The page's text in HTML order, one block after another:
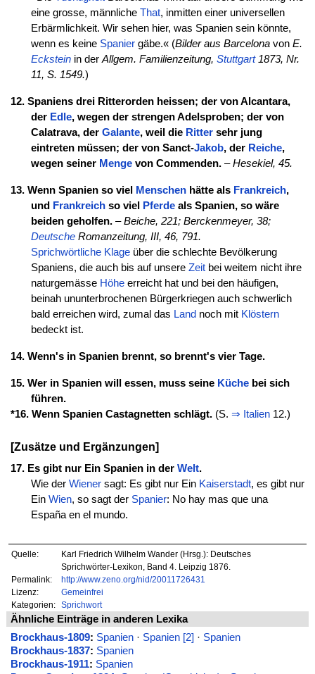
eine grosse, männliche That, inmitten einer universellen
Erbärmlichkeit. Wir sehen hier, was Spanien sein könnte,
wenn es keine Spaniergäbe.« (Bilder aus Barcelonavon E.
Ecksteinin derAllgem. Familienzeitung, Stuttgart1873, Nr.
11, S. 1549.)
12. Spaniens drei Ritterorden heissen; der von Alcantara,
der Edle, wegen der strengen Adelsproben; der von
Calatrava, der Galante, weil die Rittersehr jung
eintreten müssen; der von Sanct-Jakob, der Reiche,
wegen seiner Mengevon Commenden.–Hesekiel, 45.
13. Wenn Spanien so viel Menschenhätte als Frankreich,
und Frankreichso viel Pferdeals Spanien, so wäre
beiden geholfen.–Beiche, 221; Berckenmeyer, 38;
DeutscheRomanzeitung, III, 46, 791.
Sprichwörtliche Klageüber die schlechte Bevölkerung
Spaniens, die auch bis auf unsere Zeitbei weitem nicht ihre
naturgemässe Höheerreicht hat und bei den häufigen,
beinah ununterbrochenen Bürgerkriegen auch schwerlich
bald erreichen wird, zumal das Land noch mit Klöstern
bedeckt ist.
14. Wenn's in Spanien brennt, so brennt's vier Tage.
15. Wer in Spanien will essen, muss seine Küchebei sich
führen.
*16. Wenn Spanien Castagnetten schlägt.(S. ⇒ Italien12.)
[Zusätze und Ergänzungen]
17. Es gibt nur Ein Spanien in der Welt.
Wie der Wienersagt: Es gibt nur Ein Kaiserstadt, es gibt nur
Ein Wien, so sagt der Spanier: No hay mas que una
España en el mundo.
Quelle:
Karl Friedrich Wilhelm Wander (Hrsg.): Deutsches
Sprichwörter-Lexikon, Band 4. Leipzig 1876.
Permalink:
http://www.zeno.org/nid/20011726431
Lizenz:
Gemeinfrei
Kategorien:
Sprichwort
Ähnliche Einträge in anderen Lexika
Brockhaus-1809: Spanien· Spanien [2] · Spanien
Brockhaus-1837: Spanien
Brockhaus-1911: Spanien